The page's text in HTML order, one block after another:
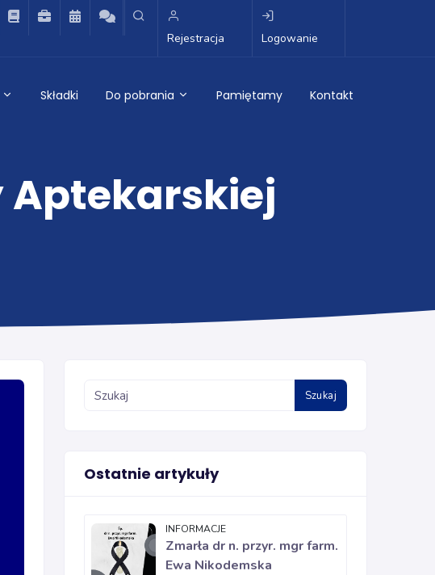
Rejestracja Logowanie
Składki Do pobrania Pamiętamy Kontakt
Aptekarskiej
Szukaj
Ostatnie artykuły
INFORMACJE
Zmarła dr n. przyr. mgr farm.
Ewa Nikodemska